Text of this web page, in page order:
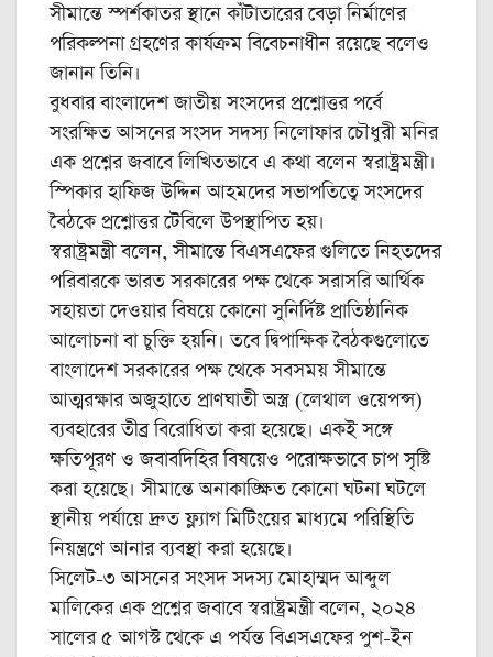
সীমান্তে স্পর্শকাতর স্থানে কাঁটাতারের বেড়া নির্মাণের
পরিকল্পনা গ্রহণের কার্যক্রম বিবেচনাধীন রয়েছে বলেও
জানান তিনি।
বুধবার বাংলাদেশ জাতীয় সংসদের প্রশ্নোত্তর পর্বে
সংরক্ষিত আসনের সংসদ সদস্য নিলোফার চৌধুরী মনির
এক প্রশ্নের জবাবে লিখিতভাবে এ কথা বলেন স্বরাষ্ট্রমন্ত্রী।
স্পিকার হাফিজ উদ্দিন আহমদের সভাপতিত্বে সংসদের
বৈঠকে প্রশ্নোত্তর টেবিলে উপস্থাপিত হয়।
স্বরাষ্ট্রমন্ত্রী বলেন, সীমান্তে বিএসএফের গুলিতে নিহতদের
পরিবারকে ভারত সরকারের পক্ষ থেকে সরাসরি আর্থিক
সহায়তা দেওয়ার বিষয়ে কোনো সুনির্দিষ্ট প্রাতিষ্ঠানিক
আলোচনা বা চুক্তি হয়নি। তবে দ্বিপাক্ষিক বৈঠকগুলোতে
বাংলাদেশ সরকারের পক্ষ থেকে সবসময় সীমান্তে
আত্মরক্ষার অজুহাতে প্রাণঘাতী অস্ত্র (লেথাল ওয়েপন্স)
ব্যবহারের তীব্র বিরোধিতা করা হয়েছে। একই সঙ্গে
ক্ষতিপূরণ ও জবাবদিহির বিষয়েও পরোক্ষভাবে চাপ সৃষ্টি
করা হয়েছে। সীমান্তে অনাকাঙ্ক্ষিত কোনো ঘটনা ঘটলে
স্থানীয় পর্যায়ে দ্রুত ফ্ল্যাগ মিটিংয়ের মাধ্যমে পরিস্থিতি
নিয়ন্ত্রণে আনার ব্যবস্থা করা হয়েছে।
সিলেট-৩ আসনের সংসদ সদস্য মোহাম্মদ আব্দুল
মালিকের এক প্রশ্নের জবাবে স্বরাষ্ট্রমন্ত্রী বলেন, ২০২৪
সালের ৫ আগস্ট থেকে এ পর্যন্ত বিএসএফের পুশ-ইন